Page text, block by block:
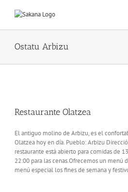
Ostatu Arbizu
Restaurante Olatzea
El antiguo molino de Arbizu, es el
Olatzea hoy en día. Pueblo: Arbizu
restaurante está abierto para comidas de
22:00 para las cenas.Ofrecemos un menú
menú especial los fines de semana y